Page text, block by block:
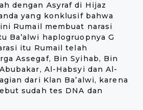
dengan Asyraf di Hijaz
yang konklusif bahwa
Rumail membuat narasi
Ba’alwi haplogruopnya G
itu Rumail telah
Assegaf, Bin Syihab, Bin
Al-Habsyi dan Al-
dari Klan Ba’alwi, karena
sudah tes DNA dan